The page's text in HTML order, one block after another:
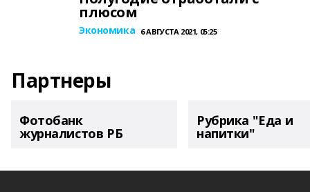
плюсом
Экономика 6 АВГУСТА 2021, 05:25
Партнеры
Фотобанк
журналистов РБ
Рубрика "Еда и
напитки"